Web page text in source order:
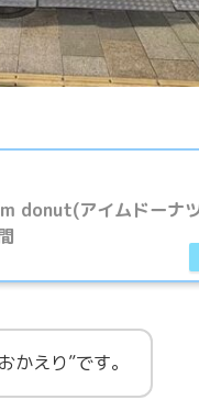
donut(アイムドーナ
かえり”です。